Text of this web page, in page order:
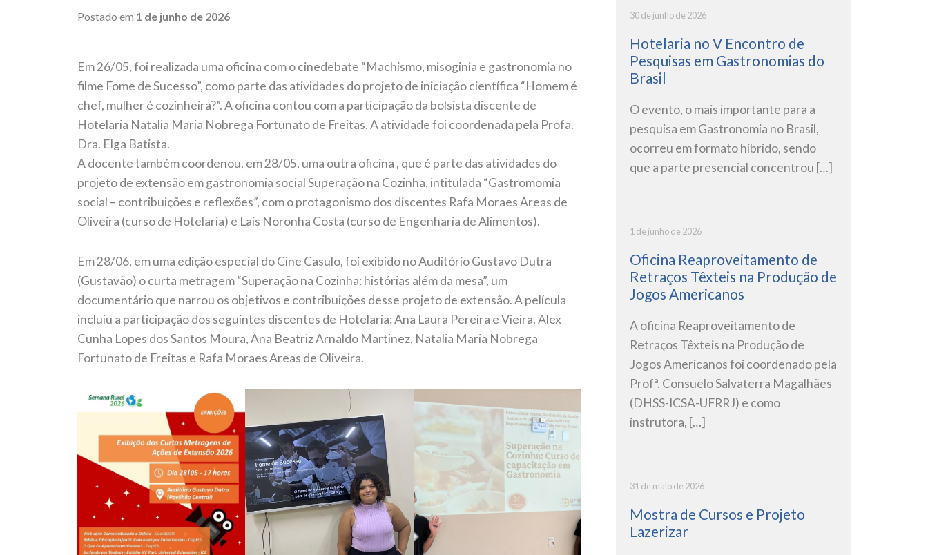
Postado em 1 de junho de 2026
Em 26/05, foi realizada uma oficina com o cinedebate “Machismo, misoginia e gastronomia no
filme Fome de Sucesso”, como parte das atividades do projeto de iniciação científica “Homem é
chef, mulher é cozinheira?”. A oficina contou com a participação da bolsista discente de
Hotelaria Natalia Maria Nobrega Fortunato de Freitas. A atividade foi coordenada pela Profa.
Dra. Elga Batista.
A docente também coordenou, em 28/05, uma outra oficina , que é parte das atividades do
projeto de extensão em gastronomia social Superação na Cozinha, intitulada “Gastromomia
social – contribuições e reflexões”, com o protagonismo dos discentes Rafa Moraes Areas de
Oliveira (curso de Hotelaria) e Laís Noronha Costa (curso de Engenharia de Alimentos).
Em 28/06, em uma edição especial do Cine Casulo, foi exibido no Auditório Gustavo Dutra
(Gustavão) o curta metragem “Superação na Cozinha: histórias além da mesa”, um
documentário que narrou os objetivos e contribuições desse projeto de extensão. A película
incluiu a participação dos seguintes discentes de Hotelaria: Ana Laura Pereira e Vieira, Alex
Cunha Lopes dos Santos Moura, Ana Beatriz Arnaldo Martinez, Natalia Maria Nobrega
Fortunato de Freitas e Rafa Moraes Areas de Oliveira.
30 de junho de 2026
Hotelaria no V Encontro de
Pesquisas em Gastronomias do
Brasil
O evento, o mais importante para a
pesquisa em Gastronomia no Brasil,
ocorreu em formato híbrido, sendo
que a parte presencial concentrou […]
1 de junho de 2026
Oficina Reaproveitamento de
Retraços Têxteis na Produção de
Jogos Americanos
A oficina Reaproveitamento de
Retraços Têxteis na Produção de
Jogos Americanos foi coordenado pela
Profª. Consuelo Salvaterra Magalhães
(DHSS-ICSA-UFRRJ) e como
instrutora, […]
31 de maio de 2026
Mostra de Cursos e Projeto
Lazerizar